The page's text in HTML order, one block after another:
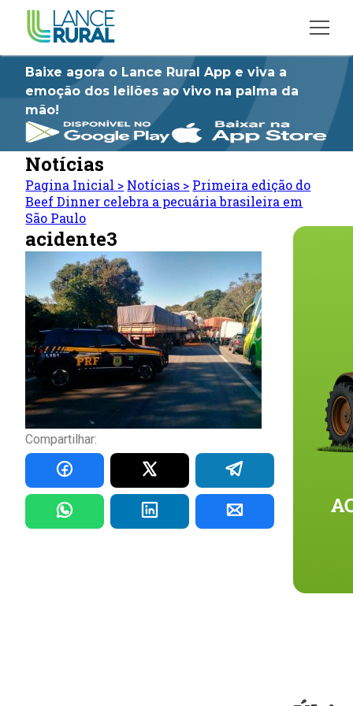
Baixe agora o Lance Rural App e viva a
emoção dos leilões ao vivo na palma da
mão!
Notícias
Pagina Inicial > Notícias > Primeira edição do
Beef Dinner celebra a pecuária brasileira em
São Paulo
acidente3
Compartilhar: